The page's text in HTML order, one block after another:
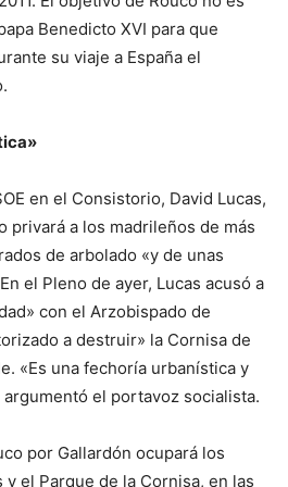
Benedicto XVI para que
su viaje a España el
en el Consistorio, David Lucas,
privará a los madrileños de más
de arbolado «y de unas
el Pleno de ayer, Lucas acusó a
con el Arzobispado de
a destruir» la Cornisa de
«Es una fechoría urbanística y
el portavoz socialista.
por Gallardón ocupará los
el Parque de la Cornisa, en las